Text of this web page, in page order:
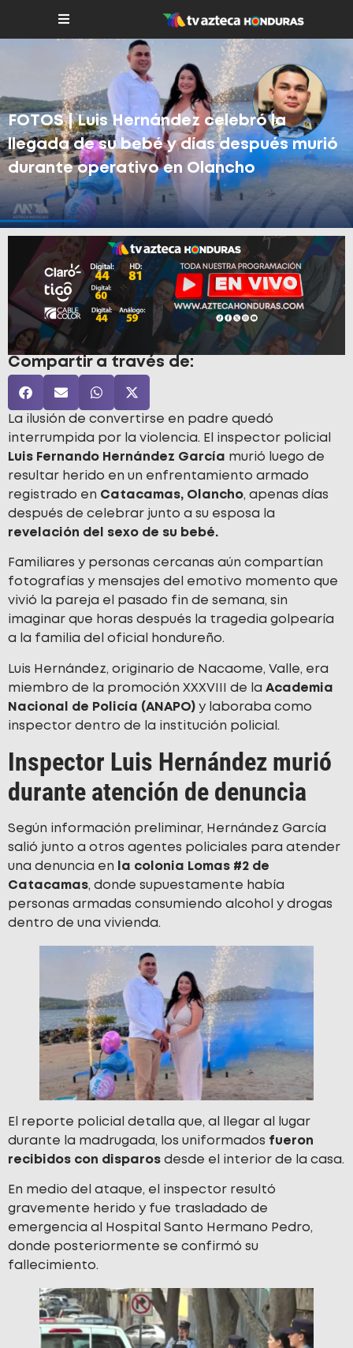
FOTOS | Luis Hernández celebró la
llegada de su bebé y días después murió
durante operativo en Olancho
Compartir a través de:
La ilusión de convertirse en padre quedó
interrumpida por la violencia. El inspector policial
Luis Fernando Hernández García murió luego de
resultar herido en un enfrentamiento armado
registrado en Catacamas, Olancho, apenas días
después de celebrar junto a su esposa la
revelación del sexo de su bebé.
Familiares y personas cercanas aún compartían
fotografías y mensajes del emotivo momento que
vivió la pareja el pasado fin de semana, sin
imaginar que horas después la tragedia golpearía
a la familia del oficial hondureño.
Luis Hernández, originario de Nacaome, Valle, era
miembro de la promoción XXXVIII de la Academia
Nacional de Policía (ANAPO) y laboraba como
inspector dentro de la institución policial.
Inspector Luis Hernández murió
durante atención de denuncia
Según información preliminar, Hernández García
salió junto a otros agentes policiales para atender
una denuncia en la colonia Lomas #2 de
Catacamas, donde supuestamente había
personas armadas consumiendo alcohol y drogas
dentro de una vivienda.
El reporte policial detalla que, al llegar al lugar
durante la madrugada, los uniformados fueron
recibidos con disparos desde el interior de la casa.
En medio del ataque, el inspector resultó
gravemente herido y fue trasladado de
emergencia al Hospital Santo Hermano Pedro,
donde posteriormente se confirmó su
fallecimiento.